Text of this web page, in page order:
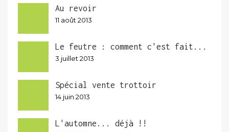
Au revoir
11 août 2013
Le feutre : comment c'est fait...
3 juillet 2013
Spécial vente trottoir
14 juin 2013
L'automne... déjà !!